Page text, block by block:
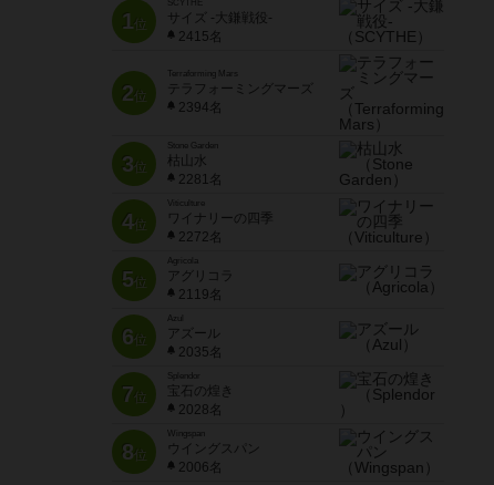
1位
SCYTHE
サイズ -大鎌戦役-
2415名
2位
Terraforming Mars
テラフォーミングマーズ
2394名
3位
Stone Garden
枯山水
2281名
4位
Viticulture
ワイナリーの四季
2272名
5位
Agricola
アグリコラ
2119名
6位
Azul
アズール
2035名
7位
宝石の煌き
2028名
8位
Wingspan
ウイングスパン
2006名